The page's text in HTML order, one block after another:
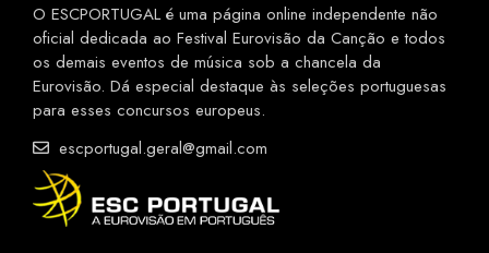
O ESCPORTUGAL é uma página online independente não
oficial dedicada ao Festival Eurovisão da Canção e todos
os demais eventos de música sob a chancela da
Eurovisão. Dá especial destaque às seleções portuguesas
para esses concursos europeus.
escportugal.geral@gmail.com